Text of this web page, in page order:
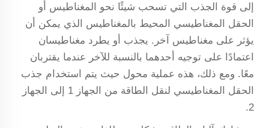
إلى قوة الجذب التي تسحب شيئًا نحو المغناطيس أو
الحقل المغناطيسي المحيط بالمغناطيس الذي يمكن أن
يؤثر على مغناطيس آخر. يجذب أو يطرد مغناطيسان
اعتمادًا على توجيه أحدهما بالنسبة للآخر عندما يقتربان
معًا. ومع ذلك، هذه عملية محول حيث يتم استخدام جذب
الحقل المغناطيسي لنقل الطاقة من الجهاز 1 إلى الجهاز
2.